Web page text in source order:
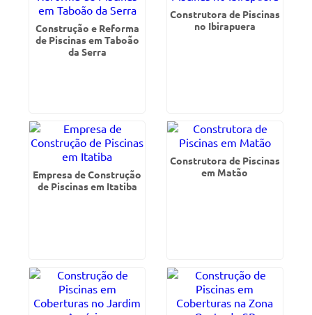
Construção e Reforma
de Piscinas em Taboão
da Serra
Construtora de Piscinas
no Ibirapuera
Empresa de Construção
de Piscinas em Itatiba
Construtora de Piscinas
em Matão